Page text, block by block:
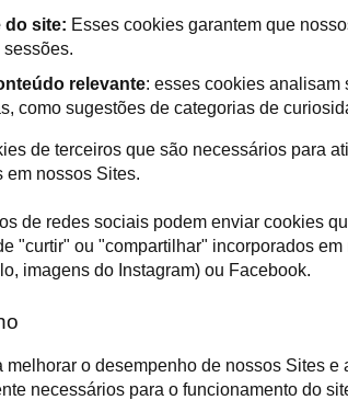
do site: Esses cookies garantem que
relevante: esses cookies analisam
como sugestões de categorias de
de terceiros que são necessários para
em nossos Sites.
de redes sociais podem enviar cookies
"curtir" ou "compartilhar" incorporados
imagens do Instagram) ou Facebook.
melhorar o desempenho de nossos Sites
necessários para o funcionamento do